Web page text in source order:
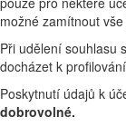
možné zamítnout
Při udělení souhlasu
docházet k
Poskytnutí údajů k
dobrovolné.